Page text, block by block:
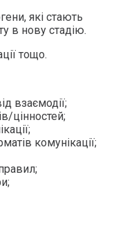
які стають
в нову стадію.
тощо.
взаємодії;
цінностей;
комунікації;